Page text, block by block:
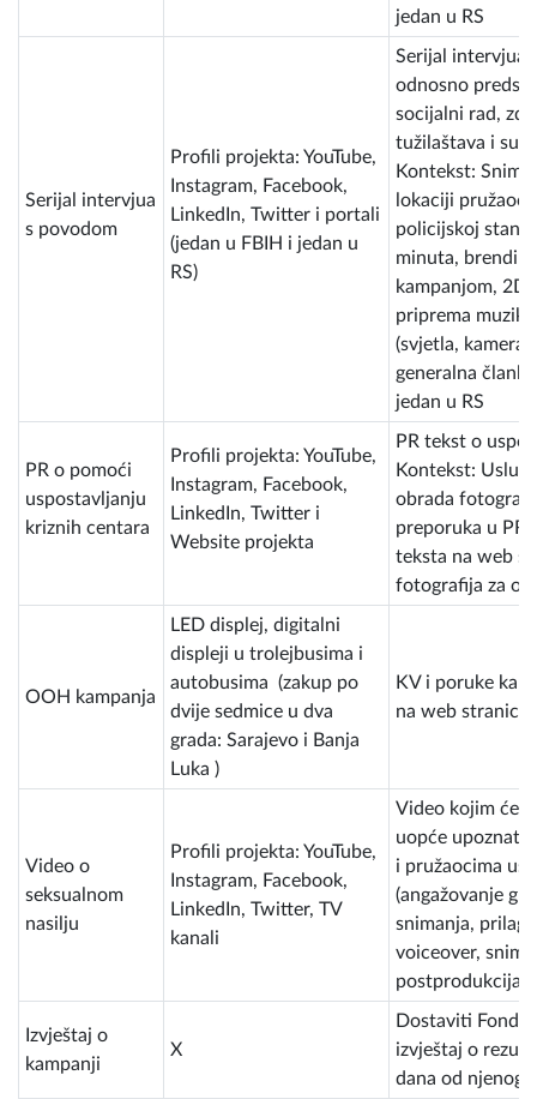
jedan u RS
Serijal intervjua
s povodom
Profili projekta: YouTube,
Instagram, Facebook,
LinkedIn, Twitter i portali
(jedan u FBIH i jedan u
RS)
Serijal intervjua
odnosno
socijalni rad,
tužilaštava i
Kontekst:
lokaciji
policijskoj
minuta,
kampanjom, 2D
priprema
(svjetla,
generalna
jedan u RS
PR o pomoći
uspostavljanju
kriznih centara
Profili projekta: YouTube,
Instagram, Facebook,
LinkedIn, Twitter i
Website projekta
PR tekst o
Kontekst:
obrada
preporuka u PR
teksta na web
fotografija za
OOH kampanja
LED displej, digitalni
displeji u trolejbusima i
autobusima (zakup po
dvije sedmice u dva
grada: Sarajevo i Banja
Luka )
KV i poruke
na web stranicu
Video o
seksualnom
nasilju
Profili projekta: YouTube,
Instagram, Facebook,
LinkedIn, Twitter, TV
kanali
Video kojim će
uopće upoznati
i pružaocima
(angažovanje
snimanja,
voiceover,
postprodukcija)
Izvještaj o
kampanji
X
Dostaviti
izvještaj o
dana od njenog